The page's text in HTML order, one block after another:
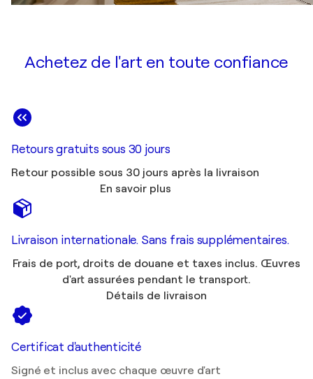
Achetez de l'art en toute confiance
Retours gratuits sous 30 jours
Retour possible sous 30 jours après la livraison
En savoir plus
Livraison internationale. Sans frais supplémentaires.
Frais de port, droits de douane et taxes inclus. Œuvres
d'art assurées pendant le transport.
Détails de livraison
Certificat d'authenticité
Signé et inclus avec chaque œuvre d'art